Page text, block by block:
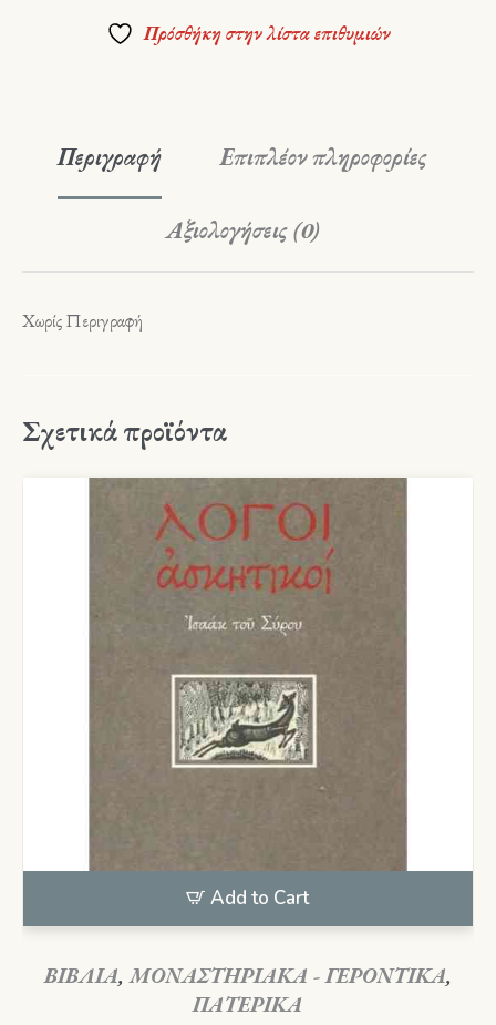
Πρόσθήκη στην λίστα επιθυμιών
Περιγραφή Επιπλέον πληροφορίες
Αξιολογήσεις (0)
Χωρίς Περιγραφή
Σχετικά προϊόντα
Add to Cart
ΒΙΒΛΙΑ,ΜΟΝΑΣΤΗΡΙΑΚΑ - ΓΕΡΟΝΤΙΚΑ,
ΠΑΤΕΡΙΚΑ